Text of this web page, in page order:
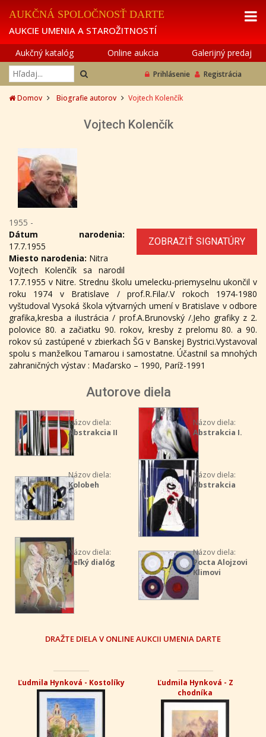
AUKČNÁ SPOLOČNOSŤ DARTE
AUKCIE UMENIA A STAROŽITNOSTÍ
Aukčný katalóg Online aukcia Galerijný predaj
Prihlásenie Registrácia
Domov Biografie autorov Vojtech Kolenčík
Vojtech Kolenčík
1955 -
ZOBRAZIŤ SIGNATÚRY
Dátum narodenia:
17.7.1955
Miesto narodenia: Nitra
Vojtech Kolenčík sa narodil
17.7.1955 v Nitre. Strednu školu umelecku-priemyselnu ukončil v
roku 1974 v Bratislave / prof.R.Fila/.V rokoch 1974-1980
vyštudoval Vysoká škola výtvarných umení v Bratislave v odbore
grafika,kresba a ilustrácia / prof.A.Brunovský /.Jeho grafiky z 2.
polovice 80. a začiatku 90. rokov, kresby z prelomu 80. a 90.
rokov sú zastúpené v zbierkach ŠG v Banskej Bystrici.Vystavoval
spolu s manželkou Tamarou i samostatne. Účastnil sa mnohých
zahraničných výstav : Maďarsko – 1990, Paríž-1991
Autorove diela
Názov diela:
Abstrakcia II
Názov diela:
Abstrakcia I.
Názov diela:
Kolobeh
Názov diela:
Abstrakcia
Názov diela:
Veľký dialóg
Názov diela:
Pocta Alojzovi
Klimovi
DRAŽTE DIELA V ONLINE AUKCII UMENIA DARTE
Ľudmila Hynková - Kostolíky
Ľudmila Hynková - Z
chodníka